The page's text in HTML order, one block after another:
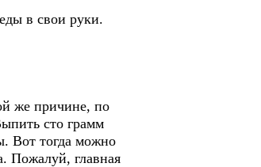
в свои руки.
же причине, по
сто грамм
Вот тогда можно
Пожалуй, главная